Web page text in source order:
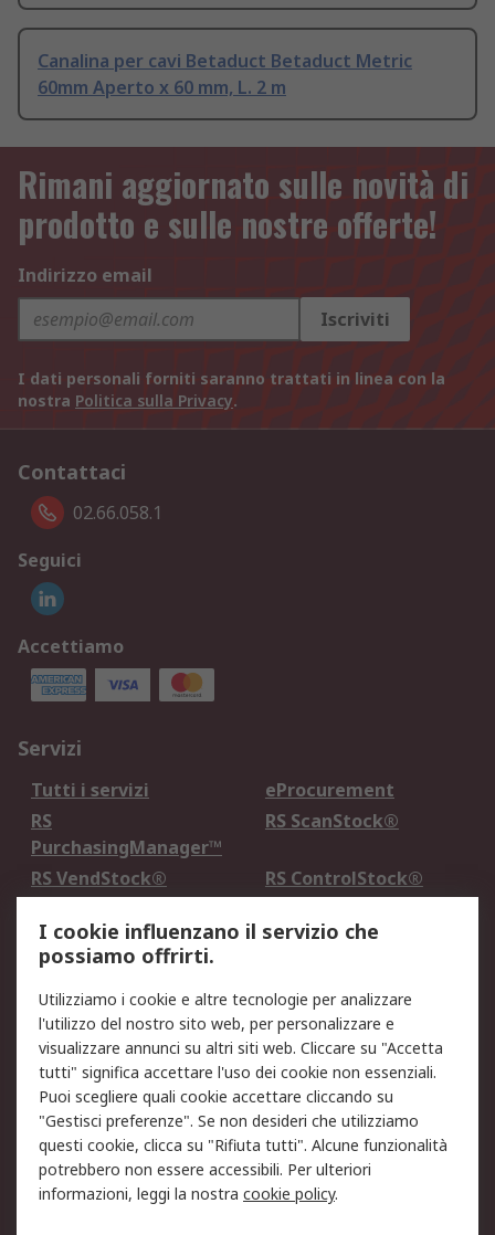
Canalina per cavi Betaduct Betaduct Metric
60mm Aperto x 60 mm, L. 2 m
Rimani aggiornato sulle novità di
prodotto e sulle nostre offerte!
Indirizzo email
Iscriviti
I dati personali forniti saranno trattati in linea con la
nostra Politica sulla Privacy.
Contattaci
02.66.058.1
Seguici
Accettiamo
Servizi
Tutti i servizi
eProcurement
RS
PurchasingManager™
RS ScanStock®
RS VendStock®
RS ControlStock®
Legale
Informativa Cookie
Informativa Privacy -
Aggiornata
Email Security
Termini d'uso
Condizioni di vendita
Condizioni generali di
servizio
Etica e responsabilità
Chi Siamo
I cookie influenzano il servizio che
possiamo offrirti.
Utilizziamo i cookie e altre tecnologie per analizzare
l'utilizzo del nostro sito web, per personalizzare e
visualizzare annunci su altri siti web. Cliccare su "Accetta
tutti" significa accettare l'uso dei cookie non essenziali.
Puoi scegliere quali cookie accettare cliccando su
"Gestisci preferenze". Se non desideri che utilizziamo
questi cookie, clicca su "Rifiuta tutti". Alcune funzionalità
potrebbero non essere accessibili. Per ulteriori
informazioni, leggi la nostra cookie policy.